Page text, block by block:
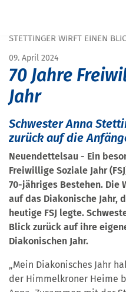
STETTINGER WIRFT EINEN
09. April 2024
70 Jahre
Jahr
Schwester Anna
zurück auf die
Neuendettelsau - Ein
Freiwillige Soziale Jahr
70-jähriges Bestehen. Die
auf das Diakonische Jahr,
heutige FSJ legte.
Blick zurück auf ihre
Diakonischen Jahr.
„Mein Diakonisches Jahr
der Himmelkroner Heime